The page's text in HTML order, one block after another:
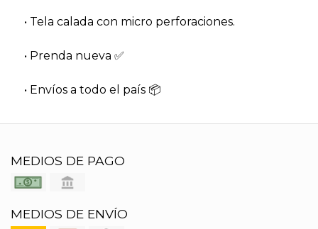
• Tela calada con micro perforaciones.
• Prenda nueva ✅️
• Envíos a todo el país 📦
MEDIOS DE PAGO
MEDIOS DE ENVÍO